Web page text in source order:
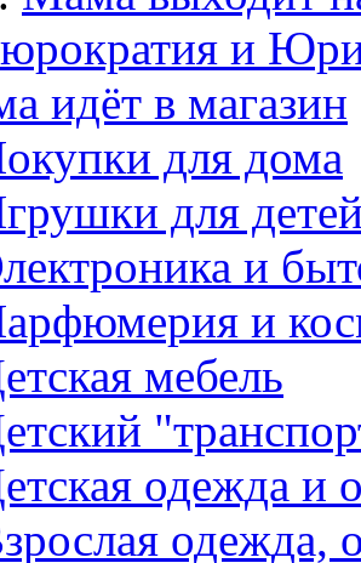
и
идёт в магазин
для дома
для
и
и
мебель
одежда и
одежда,